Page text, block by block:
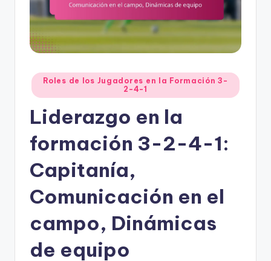
Posted
in
Roles de los Jugadores en la Formación 3-
2-4-1
Liderazgo en la
formación 3-2-4-1:
Capitanía,
Comunicación en el
campo, Dinámicas
de equipo